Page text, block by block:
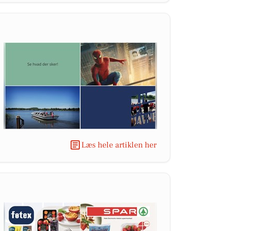
Læs hele artiklen her